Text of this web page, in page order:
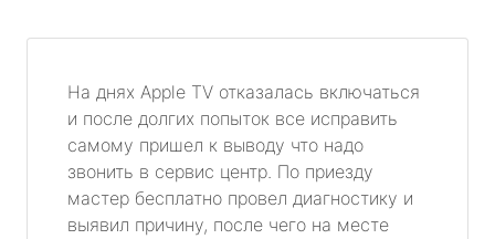
На днях Apple TV отказалась включаться
и после долгих попыток все исправить
самому пришел к выводу что надо
звонить в сервис центр. По приезду
мастер бесплатно провел диагностику и
выявил причину, после чего на месте